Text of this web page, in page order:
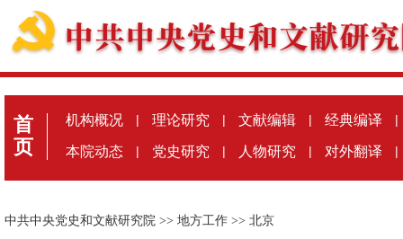
首
页
机构概况 | 理论研究 | 文献编辑 | 经典编译 |
本院动态 | 党史研究 | 人物研究 | 对外翻译 |
中共中央党史和文献研究院 >> 地方工作 >> 北京